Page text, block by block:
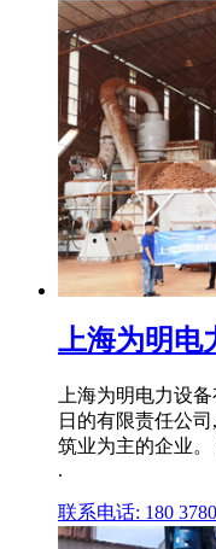
上海为明电
上海为明电力设
日的有限责任公
筑业为主的企业
.
联系电话: 180